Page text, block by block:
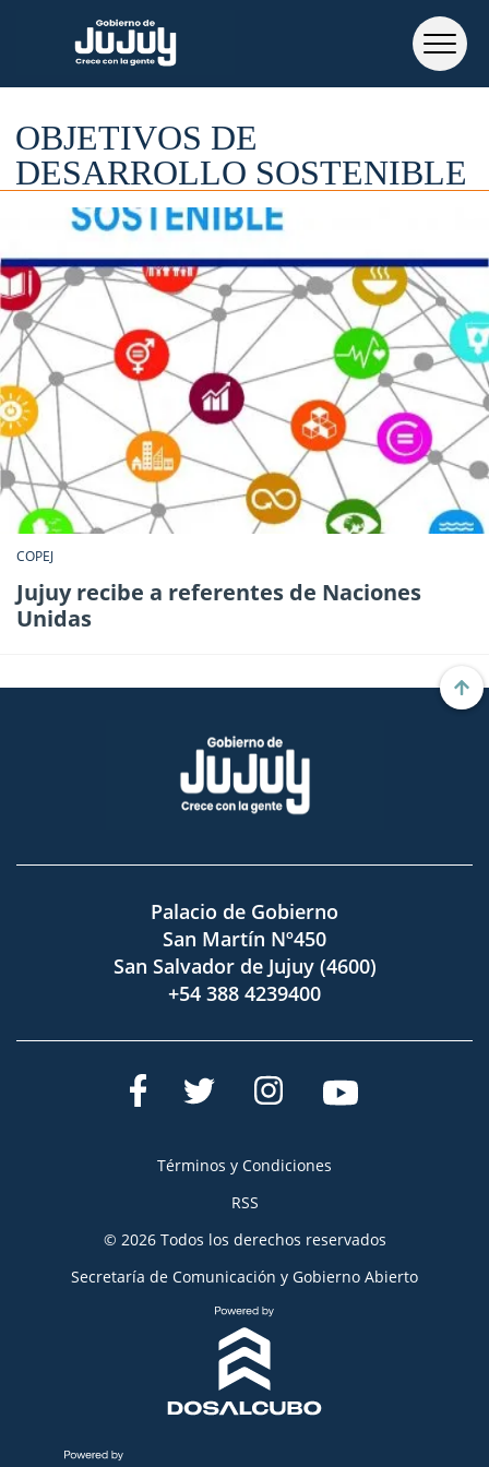
OBJETIVOS DE
DESARROLLO SOSTENIBLE
COPEJ
Jujuy recibe a referentes de Naciones
Unidas
Palacio de Gobierno
San Martín Nº450
San Salvador de Jujuy (4600)
+54 388 4239400
Términos y Condiciones
RSS
© 2026 Todos los derechos reservados
Secretaría de Comunicación y Gobierno Abierto